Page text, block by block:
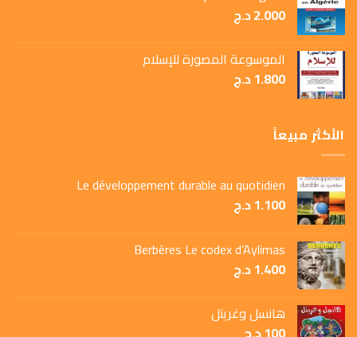
2.000د.ج
الموسوعة المصورة للإسلام
1.800د.ج
الأكثر مبيعاً
Le développement durable au quotidien
1.100د.ج
Berbères Le codex d’Aylimas
1.400د.ج
هانسل وغريتل